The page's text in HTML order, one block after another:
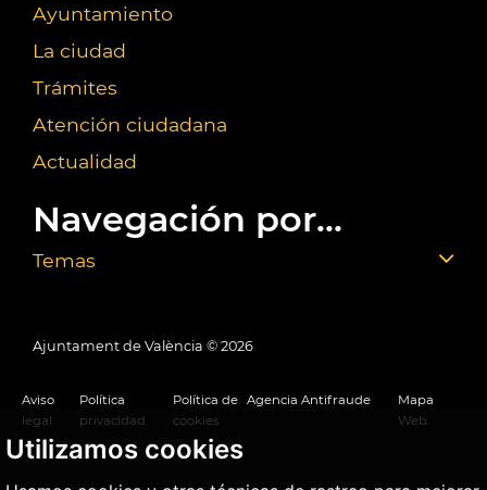
Utilizamos cookies
Ayuntamiento
La ciudad
Trámites
Atención ciudadana
Actualidad
Navegación por...
Temas
Ajuntament de València © 2026
Aviso
legal
Política
privacidad
Política de
cookies
Agencia Antifraude
Mapa
Web